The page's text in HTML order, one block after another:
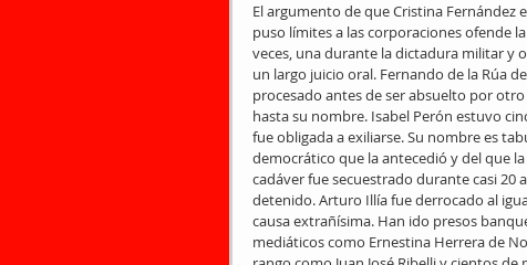
El argumento de que Cristina
puso límites a las corporaciones ofende
veces, una durante la dictadura militar y
un largo juicio oral. Fernando de la Rúa
procesado antes de ser absuelto por
hasta su nombre. Isabel Perón estuvo
fue obligada a exiliarse. Su nombre es
democrático que la antecedió y del que
cadáver fue secuestrado durante casi
detenido. Arturo Illía fue derrocado al
causa extrañísima. Han ido presos
mediáticos como Ernestina Herrera de